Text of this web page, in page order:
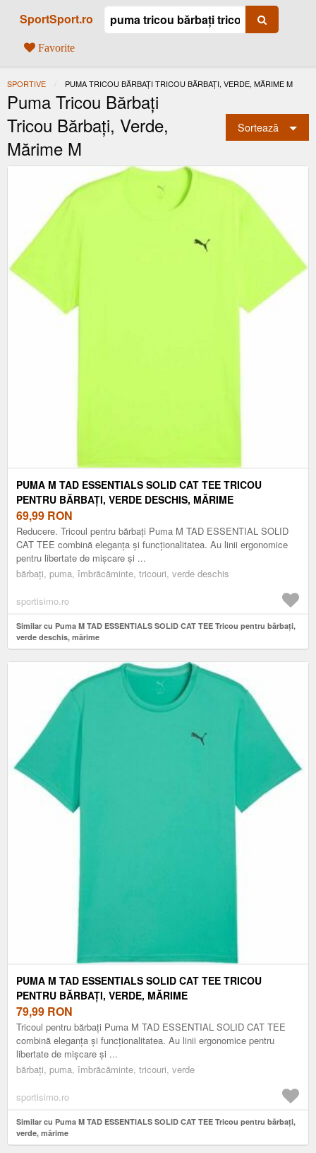
SportSport.ro
Favorite
SPORTIVE ACTUAL:
PUMA TRICOU BĂRBAȚI TRICOU BĂRBAȚI, VERDE, MĂRIME M
Puma Tricou Bărbați
Tricou Bărbați, Verde,
Mărime M
Sortează
PUMA M TAD ESSENTIALS SOLID CAT TEE TRICOU
PENTRU BĂRBAȚI, VERDE DESCHIS, MĂRIME
69,99 RON
Reducere. Tricoul pentru bărbați Puma M TAD ESSENTIAL SOLID
CAT TEE combină eleganța și funcționalitatea. Au linii ergonomice
pentru libertate de mișcare și ...
bărbați, puma, îmbrăcăminte, tricouri, verde deschis
sportisimo.ro
Similar cu Puma M TAD ESSENTIALS SOLID CAT TEE Tricou pentru bărbați,
verde deschis, mărime
PUMA M TAD ESSENTIALS SOLID CAT TEE TRICOU
PENTRU BĂRBAȚI, VERDE, MĂRIME
79,99 RON
Tricoul pentru bărbați Puma M TAD ESSENTIAL SOLID CAT TEE
combină eleganța și funcționalitatea. Au linii ergonomice pentru
libertate de mișcare și ...
bărbați, puma, îmbrăcăminte, tricouri, verde
sportisimo.ro
Similar cu Puma M TAD ESSENTIALS SOLID CAT TEE Tricou pentru bărbați,
verde, mărime